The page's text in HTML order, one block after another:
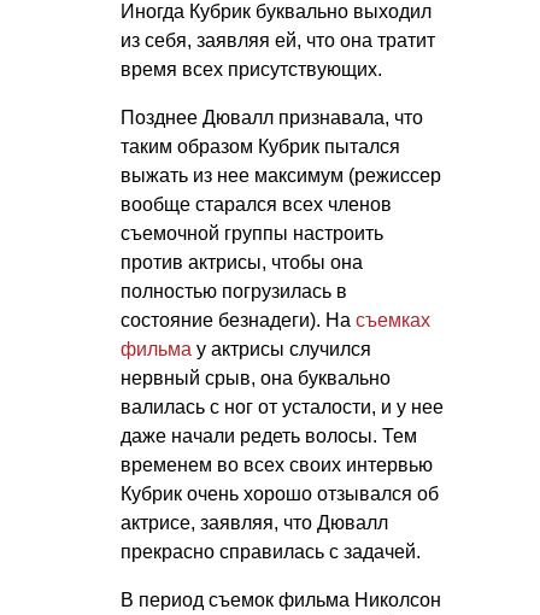
Иногда Кубрик буквально выходил
из себя, заявляя ей, что она тратит
время всех присутствующих.
Позднее Дювалл признавала, что
таким образом Кубрик пытался
выжать из нее максимум (режиссер
вообще старался всех членов
съемочной группы настроить
против актрисы, чтобы она
полностью погрузилась в
состояние безнадеги). На съемках
фильма у актрисы случился
нервный срыв, она буквально
валилась с ног от усталости, и у нее
даже начали редеть волосы. Тем
временем во всех своих интервью
Кубрик очень хорошо отзывался об
актрисе, заявляя, что Дювалл
прекрасно справилась с задачей.
В период съемок фильма Николсон